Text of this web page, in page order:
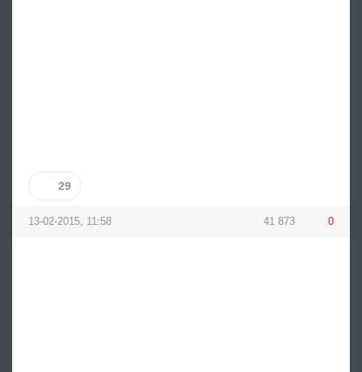
29
41 873 0
13-02-2015, 11:58